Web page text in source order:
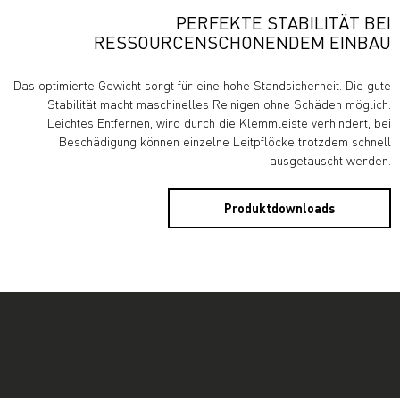
PERFEKTE STABILITÄT BEI
RESSOURCENSCHONENDEM EINBAU
Das optimierte Gewicht sorgt für eine hohe Standsicherheit. Die gute
Stabilität macht maschinelles Reinigen ohne Schäden möglich.
Leichtes Entfernen, wird durch die Klemmleiste verhindert, bei
Beschädigung können einzelne Leitpflöcke trotzdem schnell
ausgetauscht werden.
Produktdownloads